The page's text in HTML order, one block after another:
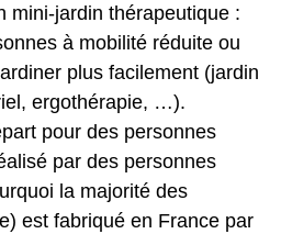
mini-jardin thérapeutique :
à mobilité réduite ou
plus facilement (jardin
ergothérapie, …).
pour des personnes
par des personnes
la majorité des
est fabriqué en France par